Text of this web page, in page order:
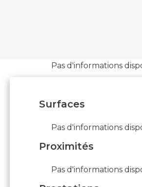
Pas d'informations
Surfaces
Pas d'informations
Proximités
Pas d'informations